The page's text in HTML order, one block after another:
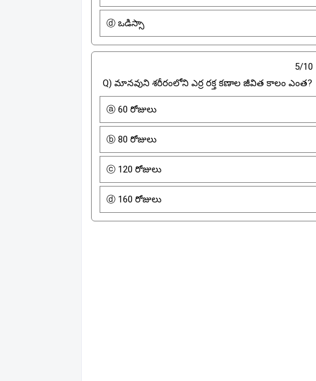
ⓓ ఒడిస్సా
5/10
Q) మానవుని శరీరంలోని ఎర్ర రక్త కణాల జీవిత కాలం ఎంత?
ⓐ 60 రోజులు
ⓑ 80 రోజులు
ⓒ 120 రోజులు
ⓓ 160 రోజులు